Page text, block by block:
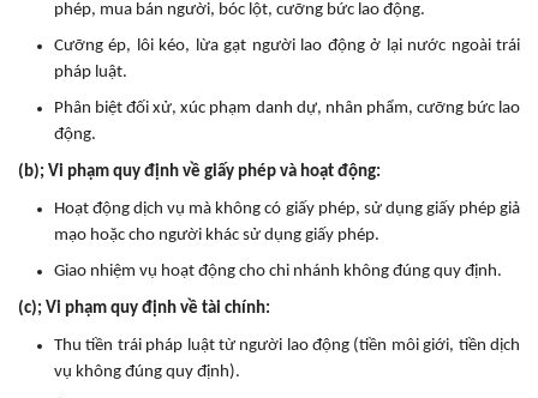
phép, mua bán người, bóc lột, cưỡng bức lao động.
Cưỡng ép, lôi kéo, lừa gạt người lao động ở lại nước ngoài trái
pháp luật.
Phân biệt đối xử, xúc phạm danh dự, nhân phẩm, cưỡng bức lao
động.
(b); Vi phạm quy định về giấy phép và hoạt động:
Hoạt động dịch vụ mà không có giấy phép, sử dụng giấy phép giả
mạo hoặc cho người khác sử dụng giấy phép.
Giao nhiệm vụ hoạt động cho chi nhánh không đúng quy định.
(c); Vi phạm quy định về tài chính:
Thu tiền trái pháp luật từ người lao động (tiền môi giới, tiền dịch
vụ không đúng quy định).